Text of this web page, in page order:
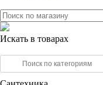
Искать в товарах